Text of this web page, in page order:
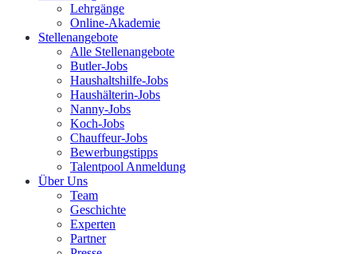
Lehrgänge
Online-Akademie
Stellenangebote
Alle Stellenangebote
Butler-Jobs
Haushaltshilfe-Jobs
Haushälterin-Jobs
Nanny-Jobs
Koch-Jobs
Chauffeur-Jobs
Bewerbungstipps
Talentpool Anmeldung
Über Uns
Team
Geschichte
Experten
Partner